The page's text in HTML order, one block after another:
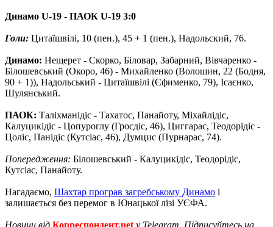
Динамо U-19 - ПАОК U-19 3:0
Голи: Цитаїшвілі, 10 (пен.), 45 + 1 (пен.), Надольский, 76.
Динамо: Нещерет - Скорко, Біловар, Забарний, Вівчаренко -
Білошевський (Окоро, 46) - Михайленко (Волошин, 22 (Бодня,
90 + 1)), Надольський - Цитаїшвілі (Єфименко, 79), Ісаєнко,
Шулянський.
ПАОК: Таліхманідіс - Тахатос, Панайоту, Міхайлідіс,
Калуцикідіс - Цопуроглу (Гросдіс, 46), Циггарас, Теодорідіс -
Цоліс, Панідіс (Кутсіас, 46), Думцис (Пурнарас, 74).
Попередження: Білошевський - Калуцикідіс, Теодорідіс,
Кутсіас, Панайоту.
Нагадаємо, Шахтар програв загребському Динамо і
залишається без перемог в Юнацької лізі УЄФА.
Новини від Корреспондент.net у Telegram. Підписуйтесь на